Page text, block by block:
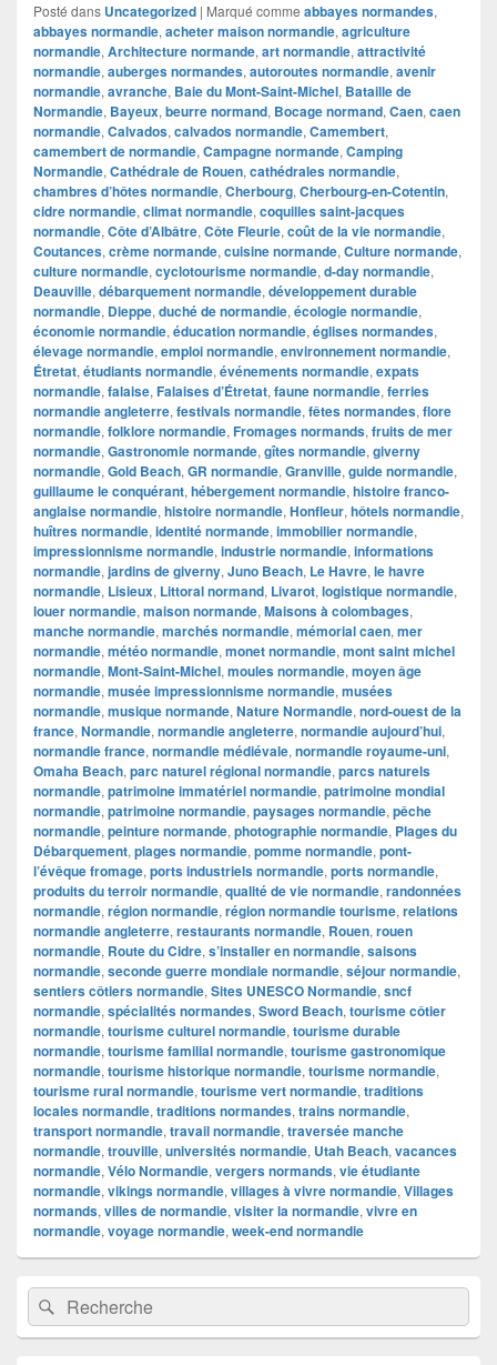
Posté dans Uncategorized | Marqué comme abbayes normandes,
abbayes normandie, acheter maison normandie, agriculture
normandie, Architecture normande, art normandie, attractivité
normandie, auberges normandes, autoroutes normandie, avenir
normandie, avranche, Baie du Mont-Saint-Michel, Bataille de
Normandie, Bayeux, beurre normand, Bocage normand, Caen, caen
normandie, Calvados, calvados normandie, Camembert,
camembert de normandie, Campagne normande, Camping
Normandie, Cathédrale de Rouen, cathédrales normandie,
chambres d’hôtes normandie, Cherbourg, Cherbourg-en-Cotentin,
cidre normandie, climat normandie, coquilles saint-jacques
normandie, Côte d’Albâtre, Côte Fleurie, coût de la vie normandie,
Coutances, crème normande, cuisine normande, Culture normande,
culture normandie, cyclotourisme normandie, d-day normandie,
Deauville, débarquement normandie, développement durable
normandie, Dieppe, duché de normandie, écologie normandie,
économie normandie, éducation normandie, églises normandes,
élevage normandie, emploi normandie, environnement normandie,
Étretat, étudiants normandie, événements normandie, expats
normandie, falaise, Falaises d’Étretat, faune normandie, ferries
normandie angleterre, festivals normandie, fêtes normandes, flore
normandie, folklore normandie, Fromages normands, fruits de mer
normandie, Gastronomie normande, gîtes normandie, giverny
normandie, Gold Beach, GR normandie, Granville, guide normandie,
guillaume le conquérant, hébergement normandie, histoire franco-
anglaise normandie, histoire normandie, Honfleur, hôtels normandie,
huîtres normandie, identité normande, immobilier normandie,
impressionnisme normandie, industrie normandie, informations
normandie, jardins de giverny, Juno Beach, Le Havre, le havre
normandie, Lisieux, Littoral normand, Livarot, logistique normandie,
louer normandie, maison normande, Maisons à colombages,
manche normandie, marchés normandie, mémorial caen, mer
normandie, météo normandie, monet normandie, mont saint michel
normandie, Mont-Saint-Michel, moules normandie, moyen âge
normandie, musée impressionnisme normandie, musées
normandie, musique normande, Nature Normandie, nord-ouest de la
france, Normandie, normandie angleterre, normandie aujourd’hui,
normandie france, normandie médiévale, normandie royaume-uni,
Omaha Beach, parc naturel régional normandie, parcs naturels
normandie, patrimoine immatériel normandie, patrimoine mondial
normandie, patrimoine normandie, paysages normandie, pêche
normandie, peinture normande, photographie normandie, Plages du
Débarquement, plages normandie, pomme normandie, pont-
l’évêque fromage, ports industriels normandie, ports normandie,
produits du terroir normandie, qualité de vie normandie, randonnées
normandie, région normandie, région normandie tourisme, relations
normandie angleterre, restaurants normandie, Rouen, rouen
normandie, Route du Cidre, s’installer en normandie, saisons
normandie, seconde guerre mondiale normandie, séjour normandie,
sentiers côtiers normandie, Sites UNESCO Normandie, sncf
normandie, spécialités normandes, Sword Beach, tourisme côtier
normandie, tourisme culturel normandie, tourisme durable
normandie, tourisme familial normandie, tourisme gastronomique
normandie, tourisme historique normandie, tourisme normandie,
tourisme rural normandie, tourisme vert normandie, traditions
locales normandie, traditions normandes, trains normandie,
transport normandie, travail normandie, traversée manche
normandie, trouville, universités normandie, Utah Beach, vacances
normandie, Vélo Normandie, vergers normands, vie étudiante
normandie, vikings normandie, villages à vivre normandie, Villages
normands, villes de normandie, visiter la normandie, vivre en
normandie, voyage normandie, week-end normandie
Zone
principale
de
widget
Recherche :Rechercher